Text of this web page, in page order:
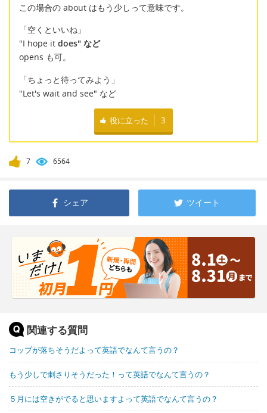
この場合の about はもう少しって意味です。
「空くといいね」
"I hope it does" など
opens も可。
「ちょっと待ってみよう」
"Let's wait and see" など
役に立った 3
7 6564
シェア ツイート
関連する質問
コップが落ちそうだよって英語でなんて言うの？
もう少しで刺さりそうだった！って英語でなんて言うの？
５月には空きがでると思いますよって英語でなんて言うの？